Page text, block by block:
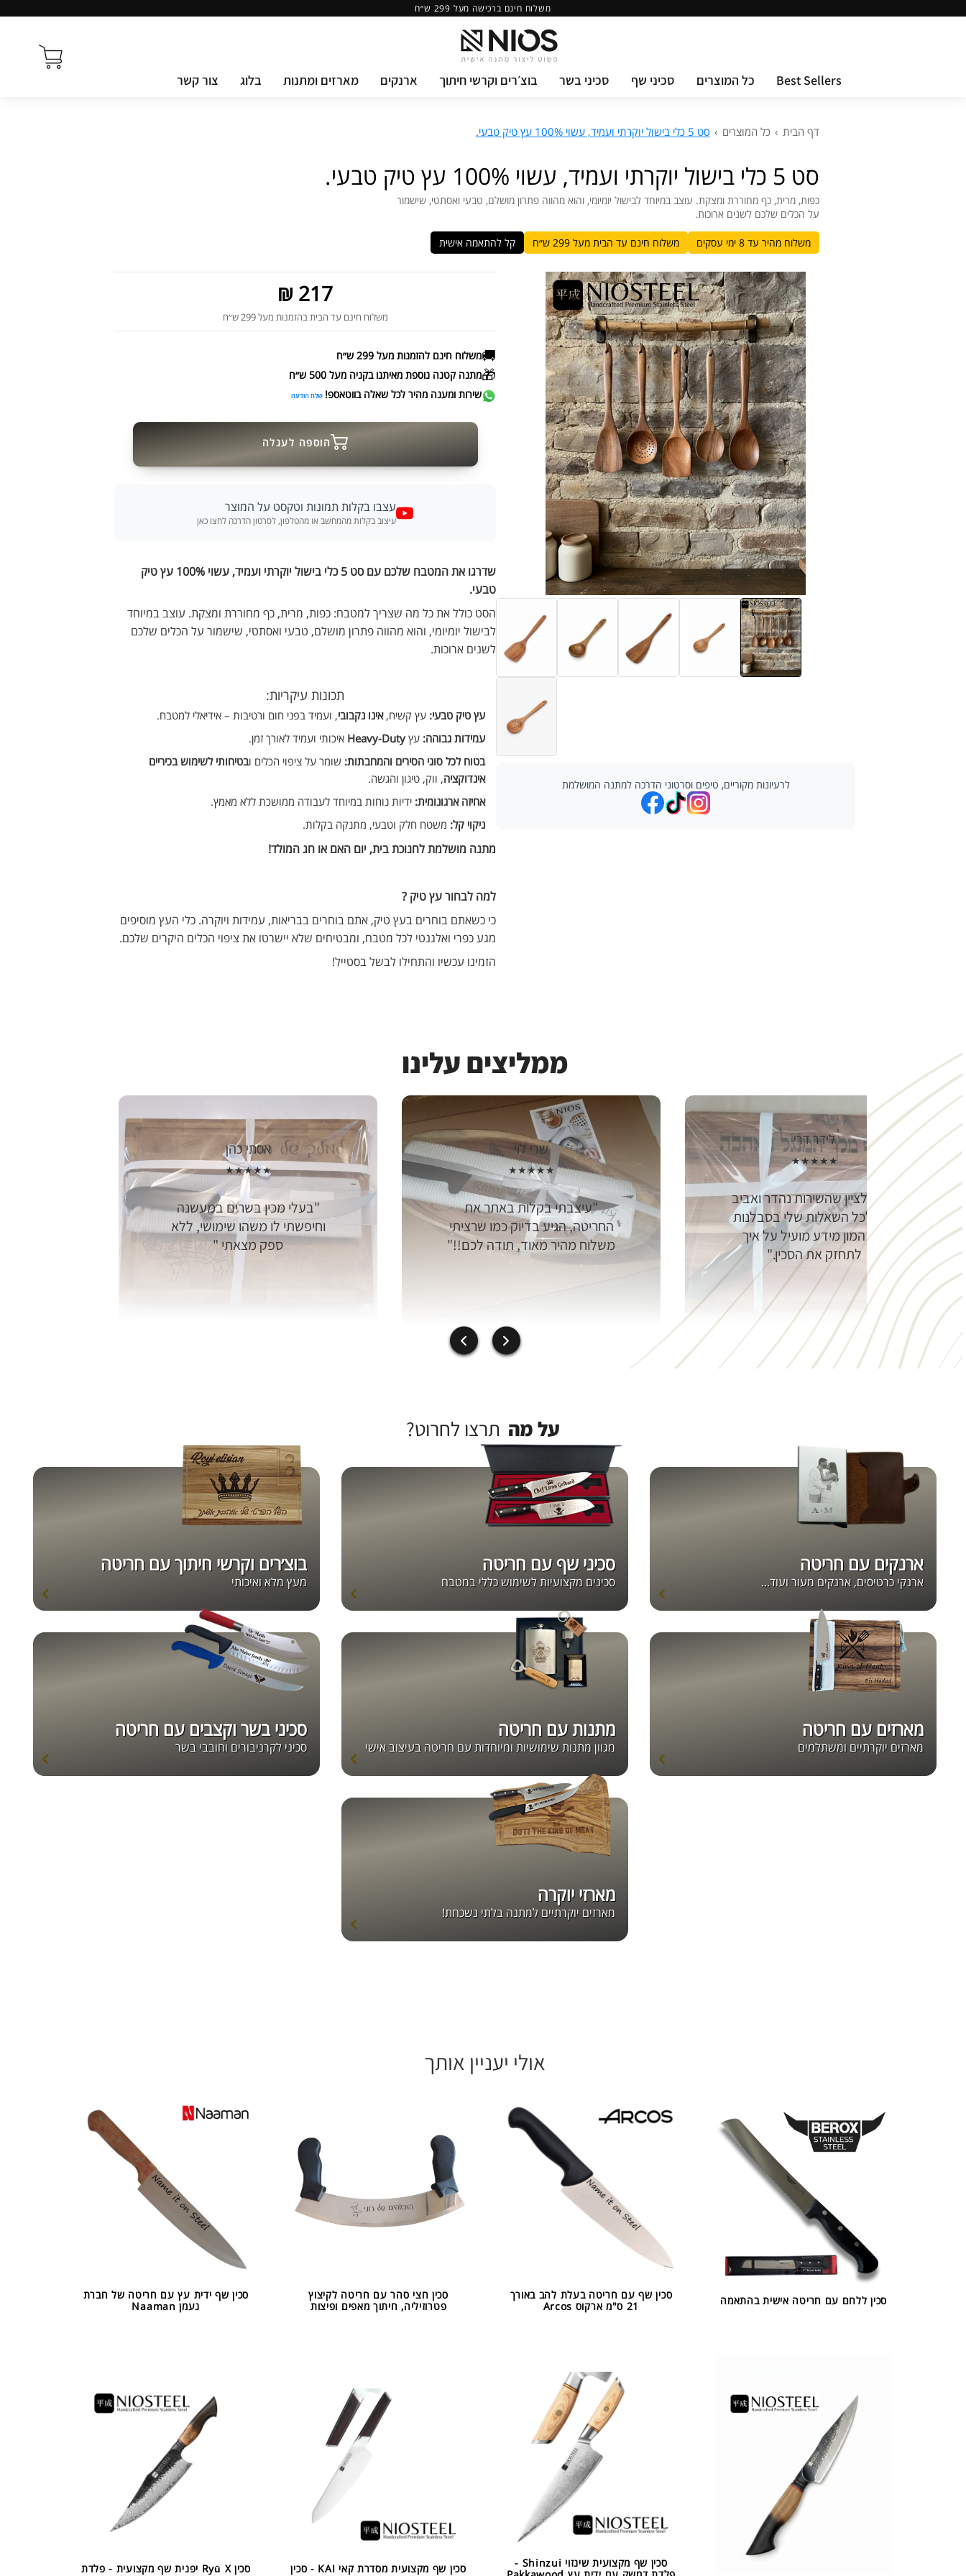
משלוח חינם ברכישה מעל 299 ש״ח
Best Sellers כל המוצרים סכיני שף סכיני בשר בוצ׳רים וקרשי חיתוך ארנקים מארזים ומתנות בלוג צור קשר
דף הבית › כל המוצרים › סט 5 כלי בישול יוקרתי ועמיד, עשוי 100% עץ טיק טבעי.
סט 5 כלי בישול יוקרתי ועמיד, עשוי 100% עץ טיק טבעי.
כפות, מרית, כף מחוררת ומצקת. עוצב במיוחד לבישול יומיומי, והוא מהווה פתרון מושלם, טבעי ואסתטי, שישמור
על הכלים שלכם לשנים ארוכות.
משלוח מהיר עד 8 ימי עסקים משלוח חינם עד הבית מעל 299 ש״ח קל להתאמה אישית
לרעיונות מקוריים, טיפים וסרטוני הדרכה למתנה המושלמת
217 ₪
משלוח חינם עד הבית בהזמנות מעל 299 ש״ח
🚚משלוח חינם להזמנות מעל 299 ש״ח
🎁מתנה קטנה נוספת מאיתנו בקניה מעל 500 ש״ח
שירות ומענה מהיר לכל שאלה בווטאספ!שלח הודעה
הוספה לעגלה
עצבו בקלות תמונות וטקסט על המוצר
עיצוב בקלות מהמחשב או מהטלפון, לסרטון הדרכה לחצו כאן
שדרגו את המטבח שלכם עם סט 5 כלי בישול יוקרתי ועמיד, עשוי 100% עץ טיק
טבעי.
הסט כולל את כל מה שצריך למטבח: כפות, מרית, כף מחוררת ומצקת. עוצב במיוחד
לבישול יומיומי, והוא מהווה פתרון מושלם, טבעי ואסתטי, שישמור על הכלים שלכם
לשנים ארוכות.
תכונות עיקריות:
עץ טיק טבעי: עץ קשיח,אינו נקבובי, ועמיד בפני חום ורטיבות – אידיאלי למטבח.
עמידות גבוהה: עץHeavy-Duty איכותי ועמיד לאורך זמן.
בטוח לכל סוגי הסירים והמחבתות: שומר על ציפוי הכלים ובטיחותי לשימוש בכיריים
אינדוקציה, ווק, טיגון והגשה.
אחיזה ארגונומית: ידיות נוחות במיוחד לעבודה ממושכת ללא מאמץ.
ניקוי קל: משטח חלק וטבעי, מתנקה בקלות.
מתנה מושלמת לחנוכת בית, יום האם או חג המולד!
למה לבחור עץ טיק ?
כי כשאתם בוחרים בעץ טיק, אתם בוחרים בבריאות, עמידות ויוקרה. כלי העץ מוסיפים
מגע כפרי ואלגנטי לכל מטבח, ומבטיחים שלא יישרטו את ציפוי הכלים היקרים שלכם.
הזמינו עכשיו והתחילו לבשל בסטייל!
ממליציםעלינו
אסתי כהן
★★★★★
בעלי מכין בשרים במעשנה
וחיפשתי לו משהו שימושי, ללא
ספק מצאתי
שרי לוי
★★★★★
עיצבתי בקלות באתר את
החריטה, הגיע בדיוק כמו שרציתי
משלוח מהיר מאוד, תודה לכם!!
לידר דרי
★★★★★
חייב לציין שהשירות נהדר ואביב
ענה לכל השאלות שלי בסבלנות
ועם המון מידע מועיל על איך
לתחזק את הסכין.
על מה תרצו לחרוט?
בוצ׳רים וקרשי חיתוך עם חריטה
מעץ מלא ואיכותי
סכיני שף עם חריטה
סכינים מקצועיות לשימוש כללי במטבח
ארנקים עם חריטה
ארנקי כרטיסים, ארנקים מעור ועוד...
סכיני בשר וקצבים עם חריטה
סכיני לקרניבורים וחובבי בשר
מתנות עם חריטה
מגוון מתנות שימושיות ומיוחדות עם חריטה בעיצוב אישי
מארזים עם חריטה
מארזים יוקרתיים ומשתלמים
מארזי יוקרה
מארזים יוקרתיים למתנה בלתי נשכחת!
אולי יעניין אותך
סכין ללחם עם חריטה אישית בהתאמה
סכין שף עם חריטה בעלת להב באורך
21 ס"מ ארקוס Arcos
סכין חצי סהר עם חריטה לקיצוץ
פטרוזיליה, חיתוך מאפים ופיצות
סכין שף ידית עץ עם חריטה של חברת
נעמן Naaman
סכין שף מקצועית שינזוי Shinzui -
סכין שף מקצועית מסדרת קאי KAI - סכין
סכין Ryū X יפנית שף מקצועית - פלדת